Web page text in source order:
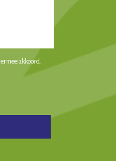
akkoord.